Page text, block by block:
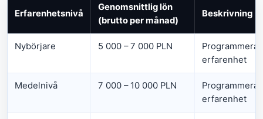
Erfarenhetsnivå
Genomsnittlig lön
(brutto per månad)
Beskrivning
Nybörjare 5 000 – 7 000 PLN
erfarenhet
Medelnivå 7 000 – 10 000 PLN
erfarenhet